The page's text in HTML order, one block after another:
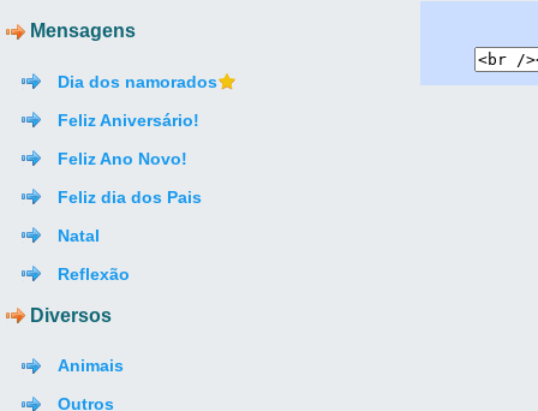
Mensagens
Dia dos namorados
Feliz Aniversário!
Feliz Ano Novo!
Feliz dia dos Pais
Natal
Reflexão
Diversos
Animais
Outros